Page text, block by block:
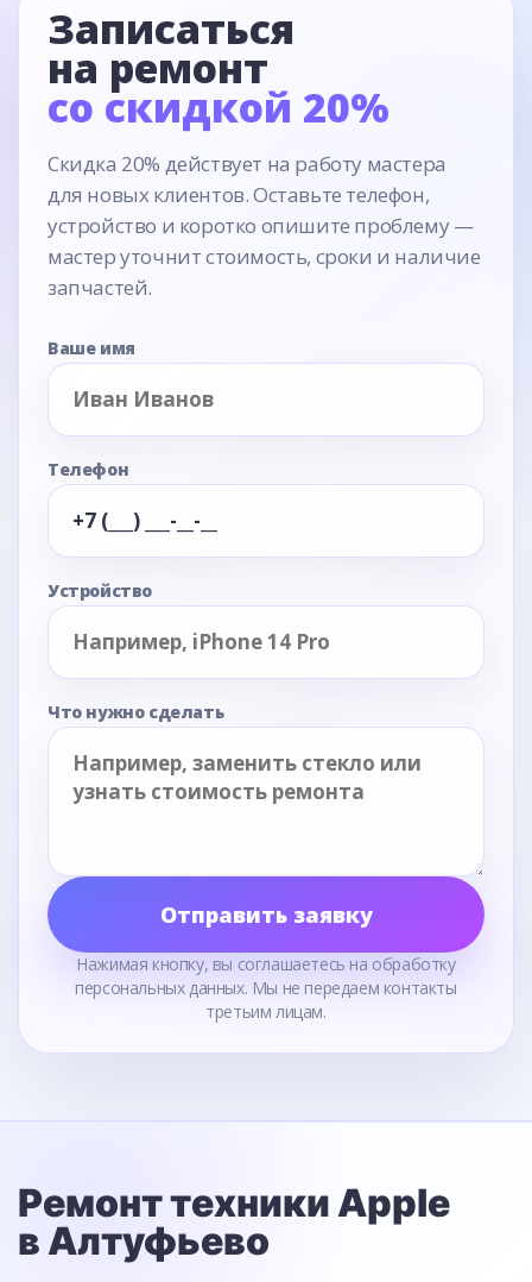
Записаться
на ремонт
со скидкой 20%
Скидка 20% действует на работу мастера
для новых клиентов. Оставьте телефон,
устройство и коротко опишите проблему —
мастер уточнит стоимость, сроки и наличие
запчастей.
Ваше имя
Телефон
Устройство
Что нужно сделать
Отправить заявку
Нажимая кнопку, вы соглашаетесь на обработку
персональных данных. Мы не передаем контакты
третьим лицам.
Ремонт техники Apple
в Алтуфьево